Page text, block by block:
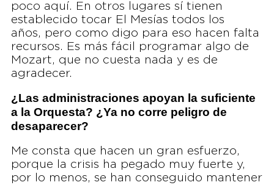
poco aquí. En otros lugares sí tienen
establecido tocar El Mesías todos los
años, pero como digo para eso hacen falta
recursos. Es más fácil programar algo de
Mozart, que no cuesta nada y es de
agradecer.
¿Las administraciones apoyan la suficiente
a la Orquesta? ¿Ya no corre peligro de
desaparecer?
Me consta que hacen un gran esfuerzo,
porque la crisis ha pegado muy fuerte y,
por lo menos, se han conseguido mantener